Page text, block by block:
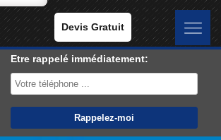
Devis Gratuit
Etre rappelé immédiatement: